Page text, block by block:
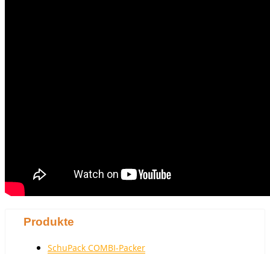
Produkte
SchuPack COMBI-Packer